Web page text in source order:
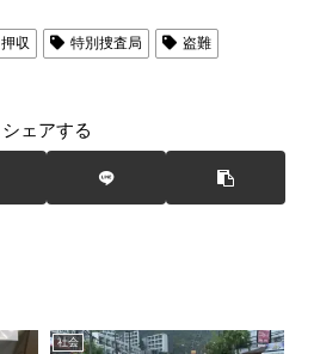
押収 特別捜査局
盗難
シェアする
社会